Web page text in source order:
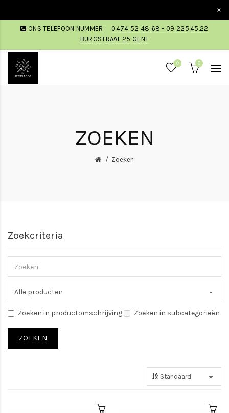
×
ONS TELEFOON NUMMER:
0474 52 48 68 - 09 225.45.22
BURGSTRAAT 25 GENT
0 0
ZOEKEN
Zoeken
Zoekcriteria
Zoeken in productomschrijving Zoeken in subcategorieën